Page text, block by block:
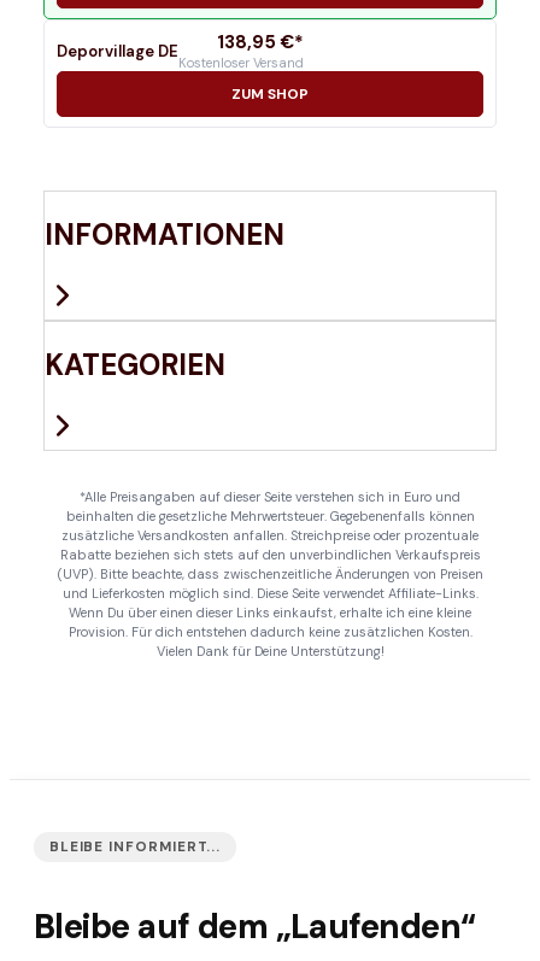
Deporvillage DE 138,95 €*
Kostenloser Versand
ZUM SHOP
INFORMATIONEN
KATEGORIEN
*Alle Preisangaben auf dieser Seite verstehen sich in Euro und
beinhalten die gesetzliche Mehrwertsteuer. Gegebenenfalls können
zusätzliche Versandkosten anfallen. Streichpreise oder prozentuale
Rabatte beziehen sich stets auf den unverbindlichen Verkaufspreis
(UVP). Bitte beachte, dass zwischenzeitliche Änderungen von Preisen
und Lieferkosten möglich sind. Diese Seite verwendet Affiliate-Links.
Wenn Du über einen dieser Links einkaufst, erhalte ich eine kleine
Provision. Für dich entstehen dadurch keine zusätzlichen Kosten.
Vielen Dank für Deine Unterstützung!
BLEIBE INFORMIERT...
Bleibe auf dem „Laufenden“